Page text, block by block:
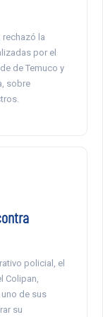
rechazó la
por el
de Temuco y
sobre
policial, el
Colipan,
de sus
su